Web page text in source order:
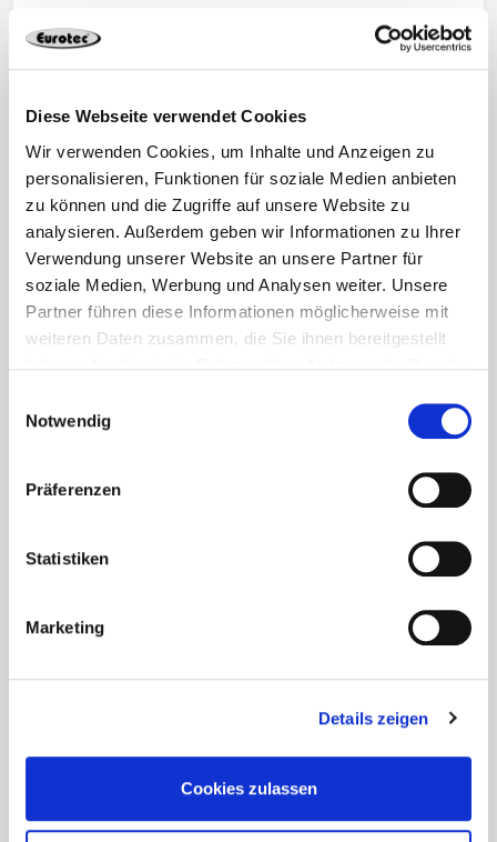
Diese Webseite verwendet Cookies
Wir verwenden Cookies, um Inhalte und Anzeigen zu
personalisieren, Funktionen für soziale Medien anbieten
zu können und die Zugriffe auf unsere Website zu
analysieren. Außerdem geben wir Informationen zu Ihrer
Verwendung unserer Website an unsere Partner für
soziale Medien, Werbung und Analysen weiter. Unsere
Partner führen diese Informationen möglicherweise mit
weiteren Daten zusammen, die Sie ihnen bereitgestellt
Notwendig
Präferenzen
Statistiken
Marketing
Details zeigen
Cookies zulassen
Solarmontagesysteme